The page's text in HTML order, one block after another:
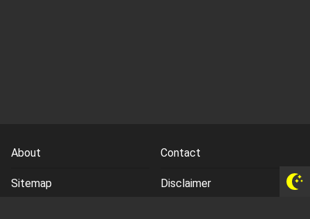
About Contact
Sitemap Disclaimer